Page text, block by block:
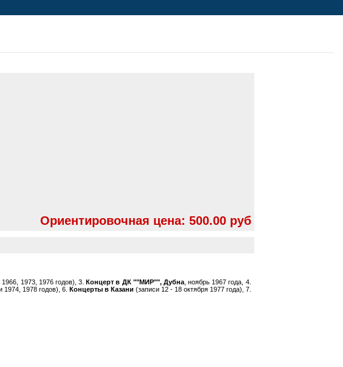
Ориентировочная цена: 500.00 руб
1973, 1976 годов), 3.Концерт в ДК ""МИР"", Дубна, ноябрь 1967 года, 4.
1974, 1978 годов), 6. Концерты в Казани (записи 12 - 18 октября 1977 года), 7.